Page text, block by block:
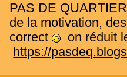
PAS DE
de la motivation,
correct
on réduit
https://